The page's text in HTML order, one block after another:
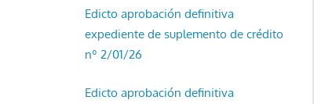
Edicto aprobación definitiva
expediente de suplemento de crédito
nº 2/01/26
Edicto aprobación definitiva